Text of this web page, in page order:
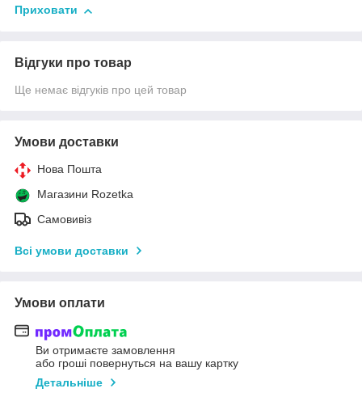
Приховати
Відгуки про товар
Ще немає відгуків про цей товар
Умови доставки
Нова Пошта
Магазини Rozetka
Самовивіз
Всі умови доставки
Умови оплати
Ви отримаєте замовлення
або гроші повернуться на вашу картку
Детальніше